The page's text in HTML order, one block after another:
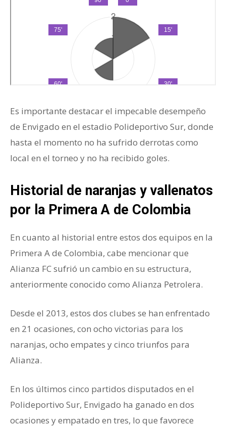
Es importante destacar el impecable desempeño
de Envigado en el estadio Polideportivo Sur, donde
hasta el momento no ha sufrido derrotas como
local en el torneo y no ha recibido goles.
Historial de naranjas y vallenatos
por la Primera A de Colombia
En cuanto al historial entre estos dos equipos en la
Primera A de Colombia, cabe mencionar que
Alianza FC sufrió un cambio en su estructura,
anteriormente conocido como Alianza Petrolera.
Desde el 2013, estos dos clubes se han enfrentado
en 21 ocasiones, con ocho victorias para los
naranjas, ocho empates y cinco triunfos para
Alianza.
En los últimos cinco partidos disputados en el
Polideportivo Sur, Envigado ha ganado en dos
ocasiones y empatado en tres, lo que favorece